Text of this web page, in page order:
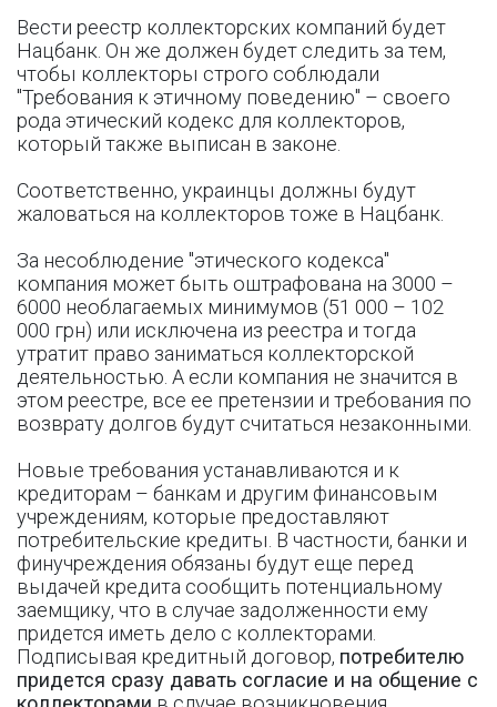
Вести реестр коллекторских компаний будет
Нацбанк. Он же должен будет следить за тем,
чтобы коллекторы строго соблюдали
"Требования к этичному поведению" – своего
рода этический кодекс для коллекторов,
который также выписан в законе.
Соответственно, украинцы должны будут
жаловаться на коллекторов тоже в Нацбанк.
За несоблюдение "этического кодекса"
компания может быть оштрафована на 3000 –
6000 необлагаемых минимумов (51 000 – 102
000 грн) или исключена из реестра и тогда
утратит право заниматься коллекторской
деятельностью. А если компания не значится в
этом реестре, все ее претензии и требования по
возврату долгов будут считаться незаконными.
Новые требования устанавливаются и к
кредиторам – банкам и другим финансовым
учреждениям, которые предоставляют
потребительские кредиты. В частности, банки и
финучреждения обязаны будут еще перед
выдачей кредита сообщить потенциальному
заемщику, что в случае задолженности ему
придется иметь дело с коллекторами.
Подписывая кредитный договор, потребителю
придется сразу давать согласие и на общение с